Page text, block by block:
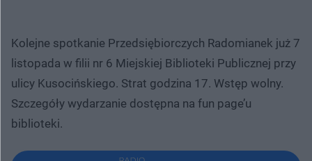
Kolejne spotkanie Przedsiębiorczych Radomianek już 7
listopada w filii nr 6 Miejskiej Biblioteki Publicznej przy
ulicy Kusocińskiego. Strat godzina 17. Wstęp wolny.
Szczegóły wydarzanie dostępna na fun page’u
biblioteki.